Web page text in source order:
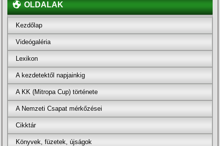
OLDALAK
Kezdőlap
Videógaléria
Lexikon
A kezdetektől napjainkig
A KK (Mitropa Cup) története
A Nemzeti Csapat mérkőzései
Cikktár
Könyvek, füzetek, újságok